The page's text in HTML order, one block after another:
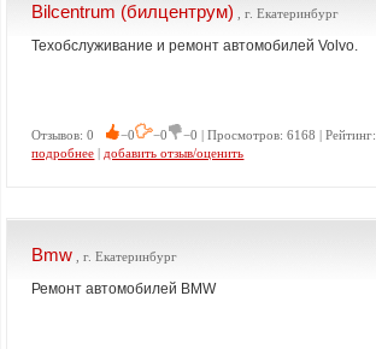
Bilcentrum (билцентрум) , г. Екатеринбург
Техобслуживание и ремонт автомобилей Volvo.
Отзывов: 0 −0 −0 −0 | Просмотров: 6168 | Рейтинг:
подробнее | добавить отзыв/оценить
Bmw , г. Екатеринбург
Ремонт автомобилей BMW